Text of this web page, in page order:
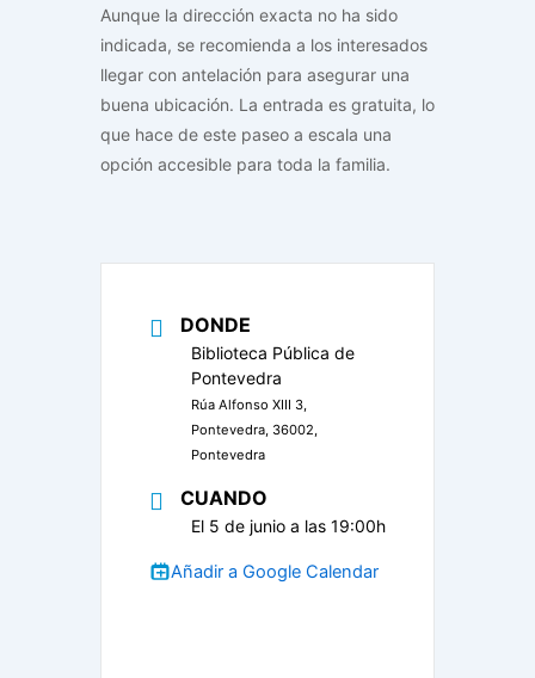
Aunque la dirección exacta no ha sido
indicada, se recomienda a los interesados
llegar con antelación para asegurar una
buena ubicación. La entrada es gratuita, lo
que hace de este paseo a escala una
opción accesible para toda la familia.
DONDE
Biblioteca Pública de
Pontevedra
Rúa Alfonso XIII 3,
Pontevedra, 36002,
Pontevedra
CUANDO
El 5 de junio a las 19:00h
Añadir a Google Calendar